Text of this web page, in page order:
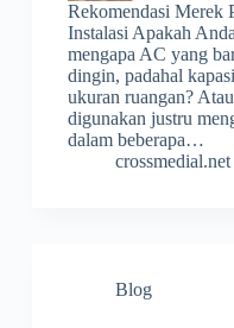
Rekomendasi Merek
Instalasi Apakah
mengapa AC yang
dingin, padahal
ukuran ruangan?
digunakan justru
dalam beberapa…
crossmedial.net
Blog